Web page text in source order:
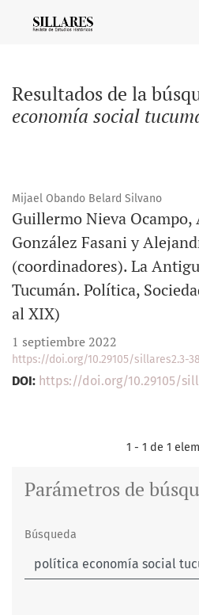
Resultados de la
economía social
Mijael Obando Belard Silvano
Guillermo Nieva Ocampo,
González Fasani y
(coordinadores). La
Tucumán. Política,
al XIX)
1 septiembre 2022
https://doi.org/10.29105/sillares2.3-38
DOI: https://doi.org/10.29105/
1 - 1 de 1
Parámetros de
Búsqueda